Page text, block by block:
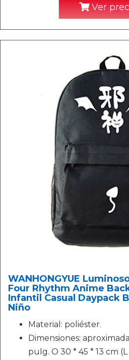
Ver
WANHONGYUE
Four Rhythm Anime
Infantil Casual Daypack
Niño
Material: poliéster.
Dimensiones:
pulg. O 30 * 45 * 13 cm